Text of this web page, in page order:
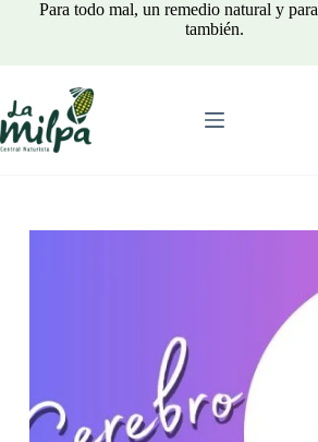
Para todo mal, un remedio natural y
también.